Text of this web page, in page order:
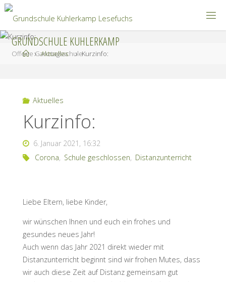
Zum
Inhalt
springen
GRUNDSCHULE KUHLERKAMP
Offene Ganztagsschule
StartAktuelles Kurzinfo:
Aktuelles
Kurzinfo:
6. Januar 2021, 16:32
Corona, Schule geschlossen, Distanzunterricht
Liebe Eltern, liebe Kinder,
wir wünschen Ihnen und euch ein frohes und
gesundes neues Jahr!
Auch wenn das Jahr 2021 direkt wieder mit
Distanzunterricht beginnt sind wir frohen Mutes, dass
wir auch diese Zeit auf Distanz gemeinsam gut